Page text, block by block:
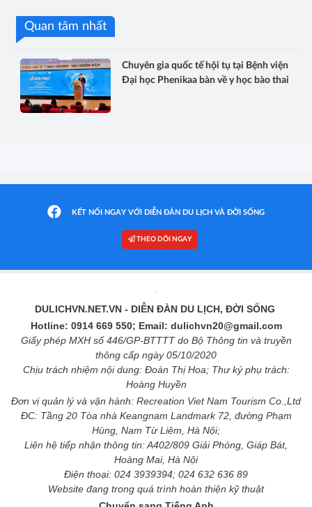
Quan tâm nhất
Chuyên gia quốc tế hội tụ tại Bệnh viện
Đại học Phenikaa bàn về y học bào thai
KẾT NỐI NGAY VỚI DIỄN ĐÀN DU LỊCH VÀ ĐỜI SỐNG
THEO DÕI NGAY
DULICHVN.NET.VN- DIỄN ĐÀN DU LỊCH, ĐỜI SỐNG
Hotline: 0914 669 550; Email: dulichvn20@gmail.com
Giấy phép MXH số 446/GP-BTTTT do Bộ Thông tin và truyền
thông cấp ngày 05/10/2020
Chịu trách nhiệm nội dung: Đoàn Thị Hoa; Thư ký phụ trách:
Hoàng Huyền
Đơn vị quản lý và vận hành: Recreation Viet Nam Tourism Co.,Ltd
ĐC: Tầng 20 Tòa nhà Keangnam Landmark 72, đường Phạm
Hùng, Nam Từ Liêm, Hà Nội;
Liên hệ tiếp nhận thông tin: A402/809 Giải Phóng, Giáp Bát,
Hoàng Mai, Hà Nội
Điện thoại: 024 3939394; 024 632 636 89
Website đang trong quá trình hoàn thiện kỹ thuật